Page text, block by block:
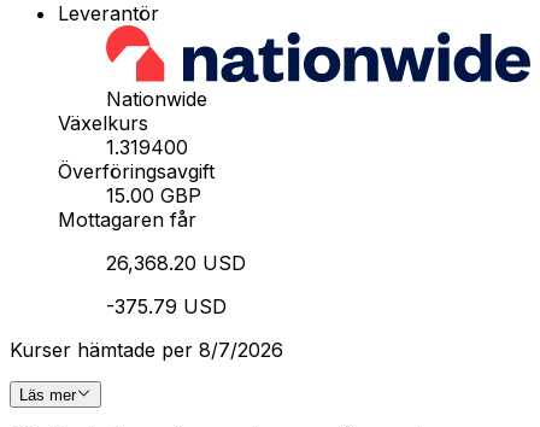
Leverantör
Nationwide
Växelkurs
1.319400
Överföringsavgift
15.00 GBP
Mottagaren får
26,368.20 USD
-375.79 USD
Kurser hämtade per 8/7/2026
Läs mer